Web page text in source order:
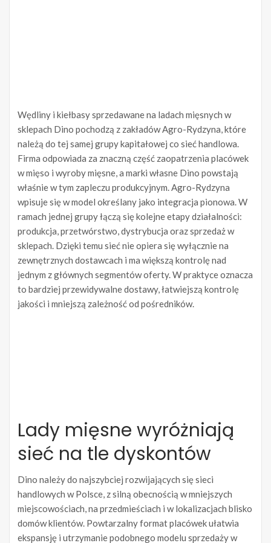
Wędliny i kiełbasy sprzedawane na ladach mięsnych w
sklepach Dino pochodzą z zakładów Agro-Rydzyna, które
należą do tej samej grupy kapitałowej co sieć handlowa.
Firma odpowiada za znaczną część zaopatrzenia placówek
w mięso i wyroby mięsne, a marki własne Dino powstają
właśnie w tym zapleczu produkcyjnym. Agro-Rydzyna
wpisuje się w model określany jako integracja pionowa. W
ramach jednej grupy łączą się kolejne etapy działalności:
produkcja, przetwórstwo, dystrybucja oraz sprzedaż w
sklepach. Dzięki temu sieć nie opiera się wyłącznie na
zewnętrznych dostawcach i ma większą kontrolę nad
jednym z głównych segmentów oferty. W praktyce oznacza
to bardziej przewidywalne dostawy, łatwiejszą kontrolę
jakości i mniejszą zależność od pośredników.
Lady mięsne wyróżniają
sieć na tle dyskontów
Dino należy do najszybciej rozwijających się sieci
handlowych w Polsce, z silną obecnością w mniejszych
miejscowościach, na przedmieściach i w lokalizacjach blisko
domów klientów. Powtarzalny format placówek ułatwia
ekspansję i utrzymanie podobnego modelu sprzedaży w